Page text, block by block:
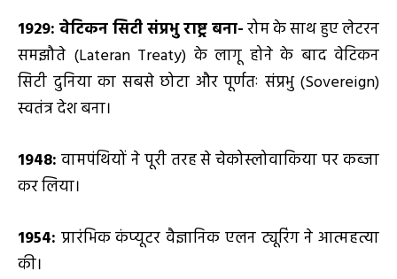
1929: वेटिकन सिटी संप्रभु राष्ट्र बना-रोम के साथ हुए लेटरन
समझौते (Lateran Treaty) के लागू होने के बाद वेटिकन
सिटी दुनिया का सबसे छोटा और पूर्णतः संप्रभु (Sovereign)
स्वतंत्र देश बना।
1948: वामपंथियों ने पूरी तरह से चेकोस्लोवाकिया पर कब्जा
कर लिया।
1954: प्रारंभिक कंप्यूटर वैज्ञानिक एलन ट्यूरिंग ने आत्महत्या
की।